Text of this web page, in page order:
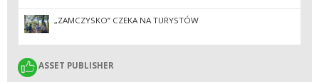
„ZAMCZYSKO” CZEKA NA TURYSTÓW
ASSET PUBLISHER
ASSET PUBLISHER